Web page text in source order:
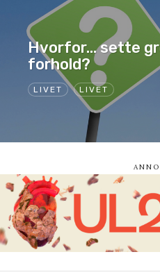
LIVET LIVET
Hvorfor… sette
forhold?